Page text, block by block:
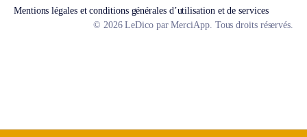
Mentions légales et conditions générales d’utilisation et de services
© 2026 LeDico par MerciApp. Tous droits réservés.